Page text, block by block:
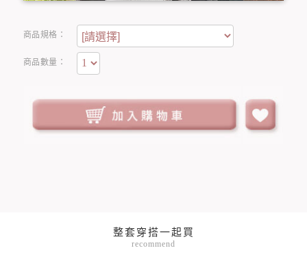
商品規格：
商品數量：
整套穿搭一起買
recommend